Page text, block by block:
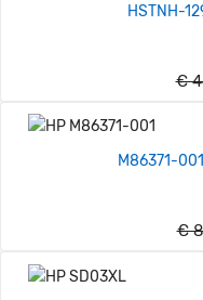
HSTNH-
€
M86371-
€